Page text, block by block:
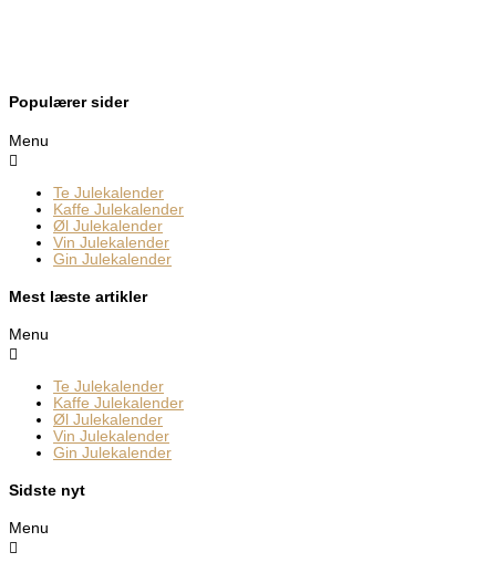
Populærer sider
Menu
Te Julekalender
Kaffe Julekalender
Øl Julekalender
Vin Julekalender
Gin Julekalender
Mest læste artikler
Menu
Te Julekalender
Kaffe Julekalender
Øl Julekalender
Vin Julekalender
Gin Julekalender
Sidste nyt
Menu